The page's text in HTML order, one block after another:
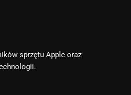
sprzętu Apple oraz